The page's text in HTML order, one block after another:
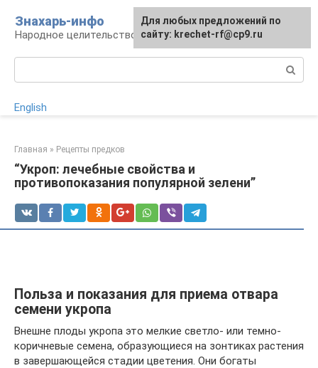
контенту
Знахарь-инфо
Народное целительство: рецепты и методы
English
Главная » Рецепты предков
“Укроп: лечебные свойства и
противопоказания популярной зелени”
Польза и показания для приема отвара
семени укропа
Внешне плоды укропа это мелкие светло- или темно-
коричневые семена, образующиеся на зонтиках растения
в завершающейся стадии цветения. Они богаты
Для любых предложений по
сайту: krechet-rf@cp9.ru